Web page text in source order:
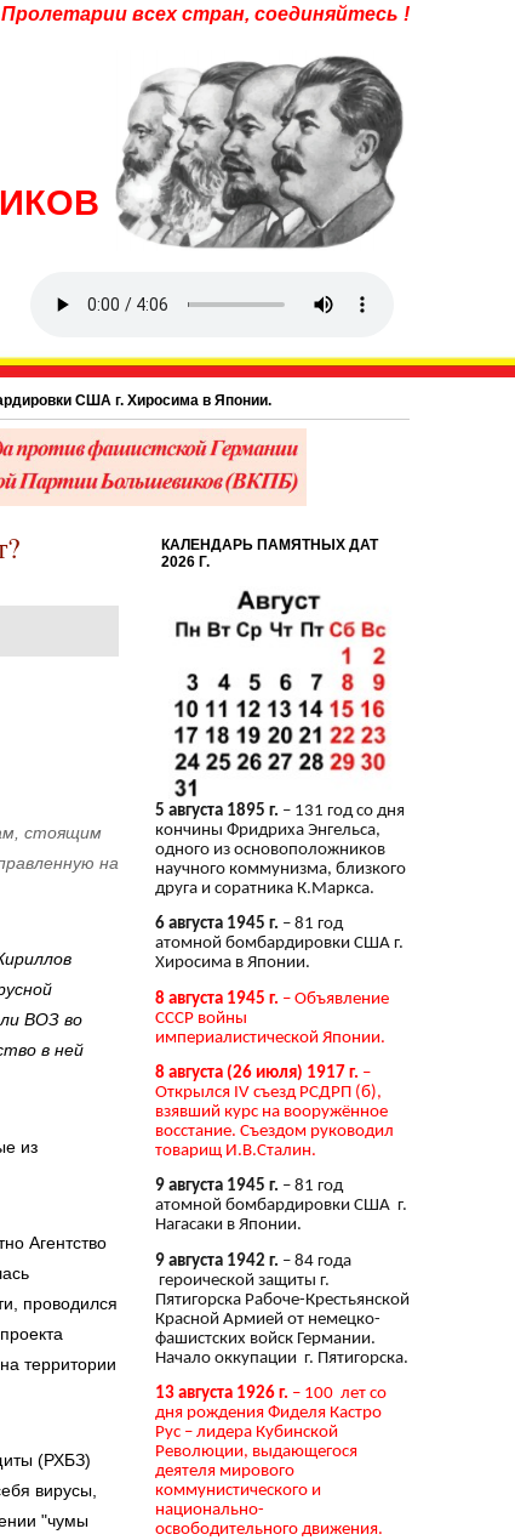
Пролетарии всех стран, соединяйтесь !
г. Хиросима в Японии.
стоящим
на
ВОЗ во
в ней
из
Агентство
проводился
территории
(РХБЗ)
вирусы,
"чумы
КАЛЕНДАРЬ ПАМЯТНЫХ ДАТ
2026 Г.
5 августа 1895 г. – 131 год со дня
кончины Фридриха Энгельса,
одного из основоположников
научного коммунизма, близкого
друга и соратника К.Маркса.
6 августа 1945 г. – 81 год
атомной бомбардировки США г.
Хиросима в Японии.
8 августа 1945 г. – Объявление
СССР войны
империалистической Японии.
8 августа (26 июля) 1917 г. –
Открылся IV съезд РСДРП (б),
взявший курс на вооружённое
восстание. Съездом руководил
товарищ И.В.Сталин.
9 августа 1945 г. – 81 год
атомной бомбардировки США г.
Нагасаки в Японии.
9 августа 1942 г. – 84 года
героической защиты г.
Пятигорска Рабоче-Крестьянской
Красной Армией от немецко-
фашистских войск Германии.
Начало оккупации г. Пятигорска.
13 августа 1926 г. – 100 лет со
дня рождения Фиделя Кастро
Рус – лидера Кубинской
Революции, выдающегося
деятеля мирового
коммунистического и
национально-
освободительного движения.